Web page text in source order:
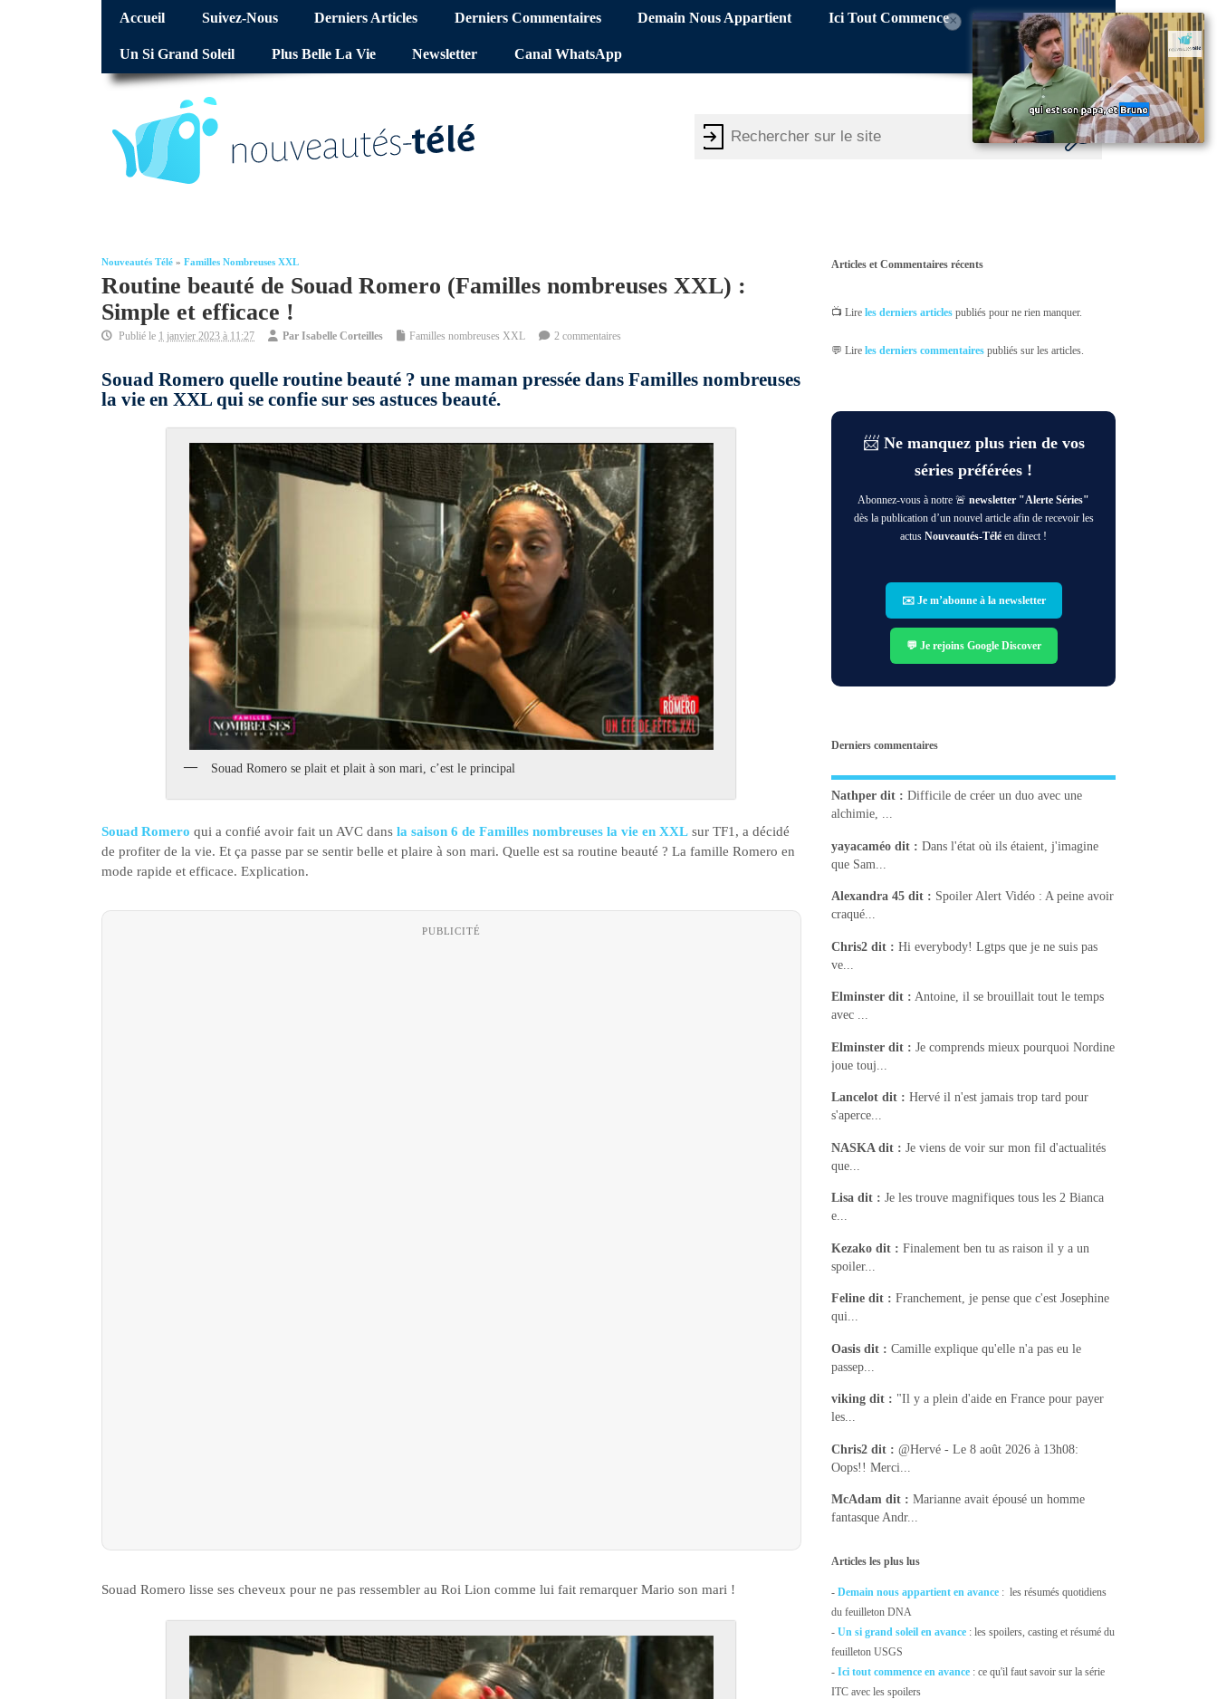
Accueil Suivez-Nous Derniers Articles Derniers Commentaires Demain Nous Appartient Ici Tout Commence
Un Si Grand Soleil Plus Belle La Vie Newsletter Canal WhatsApp
Nouveautés Télé » Familles Nombreuses XXL
Routine beauté de Souad Romero (Familles nombreuses XXL) :
Simple et efficace !
Publié le 1 janvier 2023 à 11:27 Par Isabelle Corteilles Familles nombreuses XXL 2 commentaires
Souad Romero quelle routine beauté ? une maman pressée dans Familles nombreuses
la vie en XXL qui se confie sur ses astuces beauté.
Souad Romero se plait et plait à son mari, c’est le principal
Souad Romero qui a confié avoir fait un AVC dans la saison 6 de Familles nombreuses la vie en XXL sur TF1, a décidé
de profiter de la vie. Et ça passe par se sentir belle et plaire à son mari. Quelle est sa routine beauté ? La famille Romero en
mode rapide et efficace. Explication.
PUBLICITÉ
Souad Romero lisse ses cheveux pour ne pas ressembler au Roi Lion comme lui fait remarquer Mario son mari !
×
Articles et Commentaires récents
📺 Lireles derniers articles publiés pour ne rien manquer.
💬 Lireles derniers commentaires publiés sur les articles.
📨 Ne manquez plus rien de vos
séries préférées !
Abonnez-vous à notre 🚨newsletter "Alerte Séries"
dès la publication d’un nouvel article afin de recevoir les
actusNouveautés-Télé en direct !
✉️ Je m’abonne à la newsletter
💬 Je rejoins Google Discover
Derniers commentaires
Nathper dit : Difficile de créer un duo avec une
alchimie, ...
yayacaméo dit : Dans l'état où ils étaient, j'imagine
que Sam...
Alexandra 45 dit : Spoiler Alert Vidéo : A peine avoir
craqué...
Chris2 dit : Hi everybody! Lgtps que je ne suis pas
ve...
Elminster dit : Antoine, il se brouillait tout le temps
avec ...
Elminster dit : Je comprends mieux pourquoi Nordine
joue touj...
Lancelot dit : Hervé il n'est jamais trop tard pour
s'aperce...
NASKA dit : Je viens de voir sur mon fil d'actualités
que...
Lisa dit : Je les trouve magnifiques tous les 2 Bianca
e...
Kezako dit : Finalement ben tu as raison il y a un
spoiler...
Feline dit : Franchement, je pense que c'est Josephine
qui...
Oasis dit : Camille explique qu'elle n'a pas eu le
passep...
viking dit : "Il y a plein d'aide en France pour payer
les...
Chris2 dit : @Hervé - Le 8 août 2026 à 13h08:
Oops!! Merci...
McAdam dit : Marianne avait épousé un homme
fantasque Andr...
Articles les plus lus
-Demain nous appartient en avance : les résumés quotidiens
du feuilleton DNA
-Un si grand soleil en avance : les spoilers, casting et résumé du
feuilleton USGS
-Ici tout commence en avance : ce qu'il faut savoir sur la série
ITC avec les spoilers